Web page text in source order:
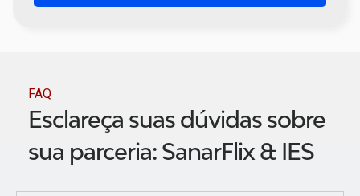
FAQ
Esclareça suas dúvidas sobre
sua parceria: SanarFlix & IES